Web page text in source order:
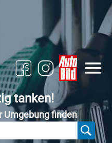
tanken!
Umgebung finden